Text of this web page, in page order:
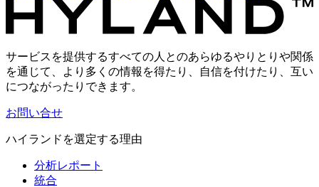
サービスを提供するすべての人とのあらゆるやりとりや関係
を通じて、より多くの情報を得たり、自信を付けたり、互い
につながったりできます。
お問い合せ
ハイランドを選定する理由
分析レポート
統合